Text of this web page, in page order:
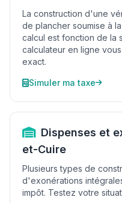
La construction d'une
de plancher soumise à
calcul est fonction de la
calculateur en ligne
exact.
Simuler ma taxe
Dispenses et
et-Cuire
Plusieurs types de
d'exonérations
impôt. Testez votre